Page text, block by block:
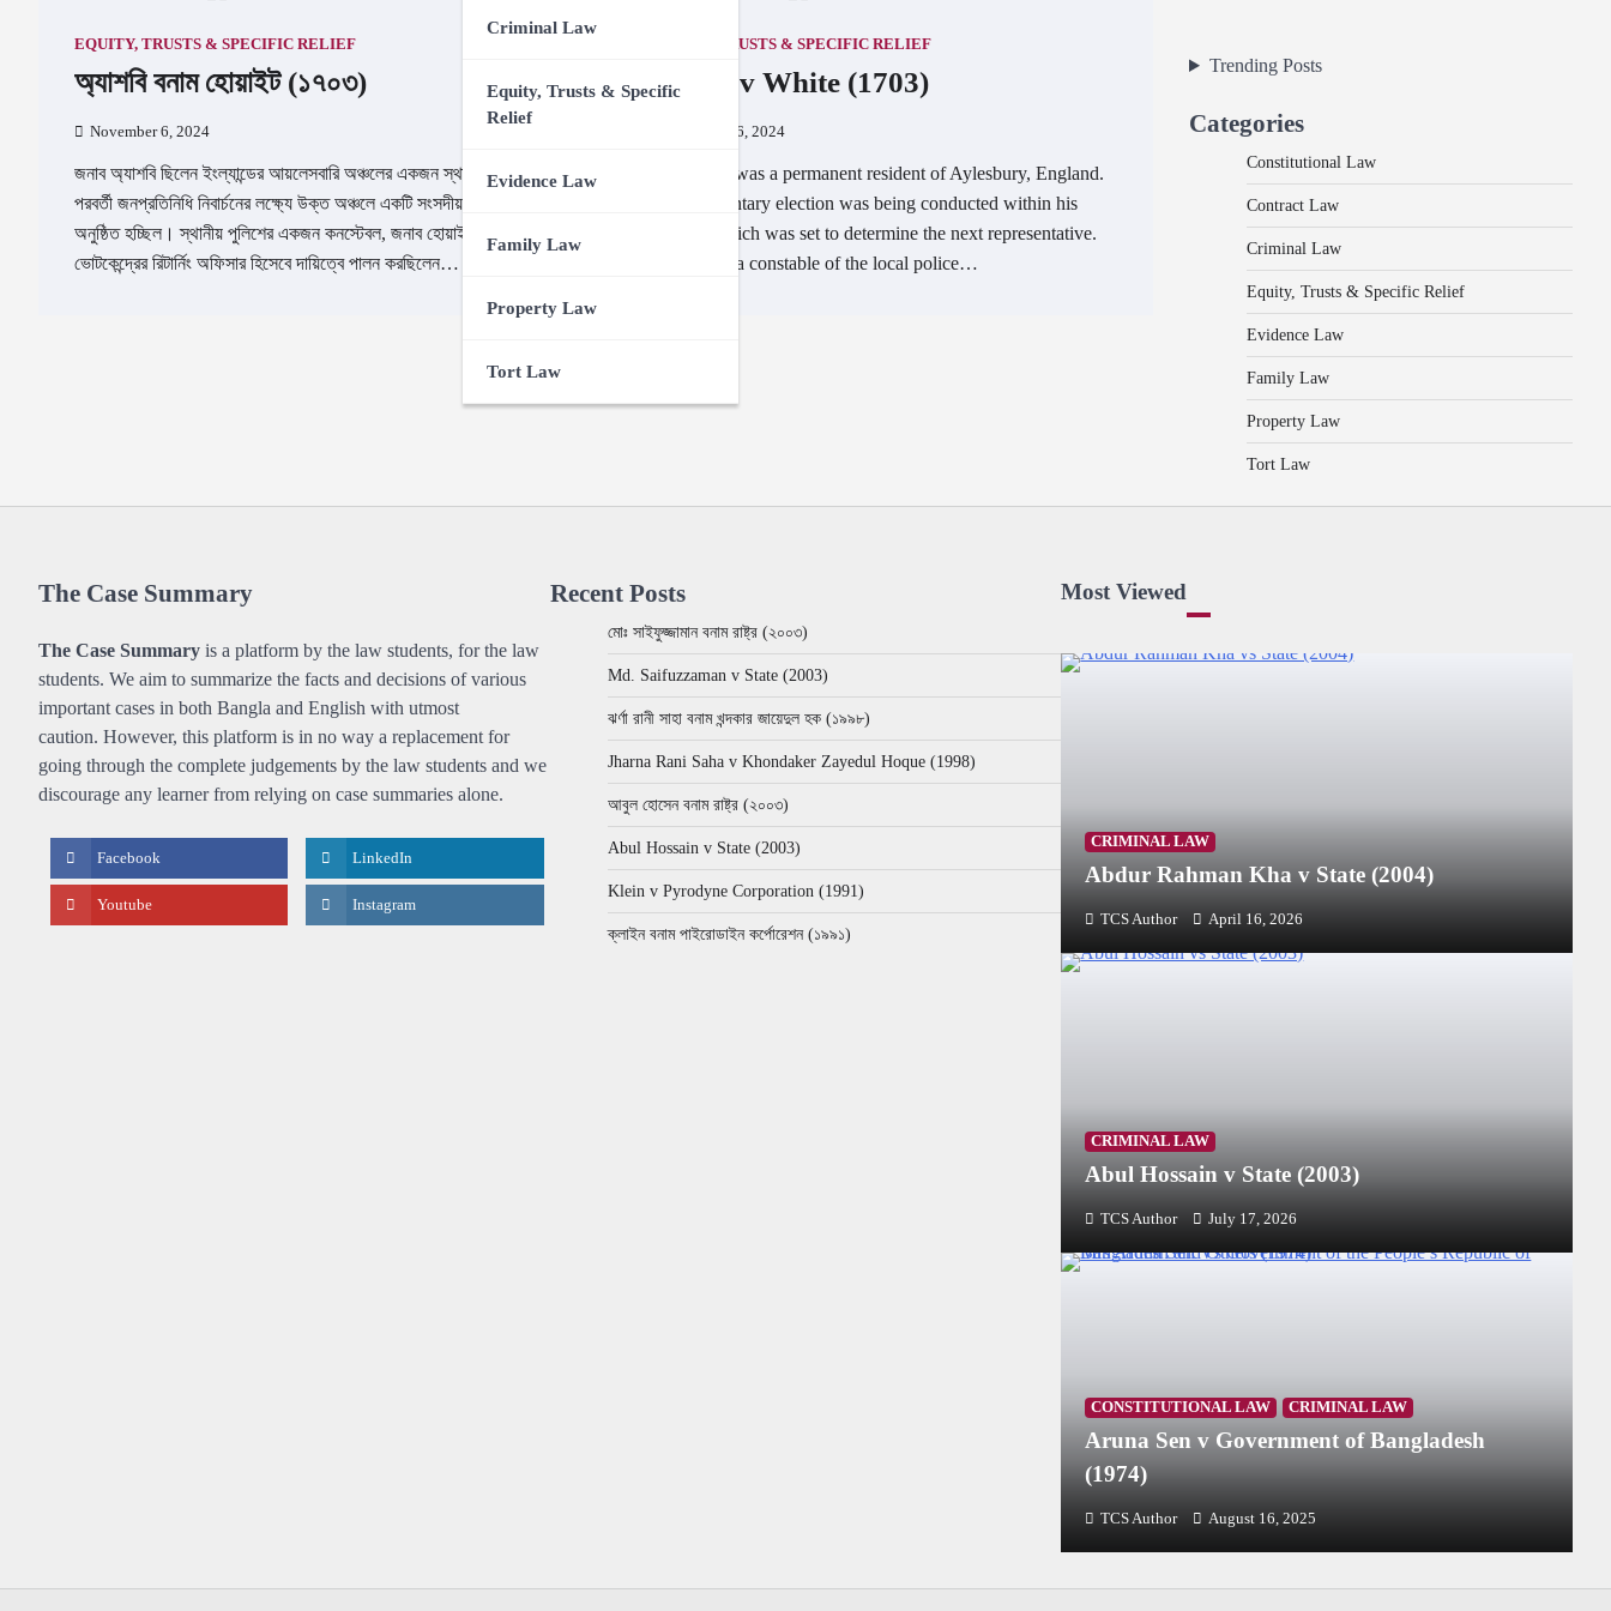
Criminal Law
Equity, Trusts & Specific
Relief
Evidence Law
Family Law
Property Law
Tort Law
EQUITY, TRUSTS & SPECIFIC RELIEF
অ্যাশবি বনাম হোয়াইট (১৭০৩)
November 6, 2024
জনাব অ্যাশবি ছিলেন ইংল্যান্ডের আয়লেসবারি অঞ্চলের একজন স্থায়ী বাসিন্দা।
পরবর্তী জনপ্রতিনিধি নিবার্চনের লক্ষ্যে উক্ত অঞ্চলে একটি সংসদীয় নির্বাচন
অনুষ্ঠিত হচ্ছিল। স্থানীয় পুলিশের একজন কনস্টেবল, জনাব হোয়াইট,
ভোটকেন্দ্রের রিটার্নিং অফিসার হিসেবে দায়িত্বে পালন করছিলেন…
EQUITY, TRUSTS & SPECIFIC RELIEF
Ashby v White (1703)
November 6, 2024
Mr. Ashby was a permanent resident of Aylesbury, England.
A parliamentary election was being conducted within his
locality, which was set to determine the next representative.
Mr. White, a constable of the local police…
Trending Posts
Categories
Constitutional Law
Contract Law
Criminal Law
Equity, Trusts & Specific Relief
Evidence Law
Family Law
Property Law
Tort Law
The Case Summary
The Case Summary is a platform by the law students, for the law
students. We aim to summarize the facts and decisions of various
important cases in both Bangla and English with utmost
caution. However, this platform is in no way a replacement for
going through the complete judgements by the law students and we
discourage any learner from relying on case summaries alone.
Facebook LinkedIn
Youtube Instagram
Recent Posts
মোঃ সাইফুজ্জামান বনাম রাষ্ট্র (২০০৩)
Md. Saifuzzaman v State (2003)
ঝর্ণা রানী সাহা বনাম খন্দকার জায়েদুল হক (১৯৯৮)
Jharna Rani Saha v Khondaker Zayedul Hoque (1998)
আবুল হোসেন বনাম রাষ্ট্র (২০০৩)
Abul Hossain v State (2003)
Klein v Pyrodyne Corporation (1991)
ক্লাইন বনাম পাইরোডাইন কর্পোরেশন (১৯৯১)
Most Viewed
CRIMINAL LAW
Abdur Rahman Kha v State (2004)
TCS Author April 16, 2026
CRIMINAL LAW
Abul Hossain v State (2003)
TCS Author July 17, 2026
CONSTITUTIONAL LAW CRIMINAL LAW
Aruna Sen v Government of Bangladesh
(1974)
TCS Author August 16, 2025